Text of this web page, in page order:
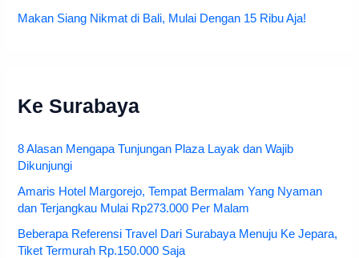
Makan Siang Nikmat di Bali, Mulai Dengan 15 Ribu Aja!
Ke Surabaya
8 Alasan Mengapa Tunjungan Plaza Layak dan Wajib
Dikunjungi
Amaris Hotel Margorejo, Tempat Bermalam Yang Nyaman
dan Terjangkau Mulai Rp273.000 Per Malam
Beberapa Referensi Travel Dari Surabaya Menuju Ke Jepara,
Tiket Termurah Rp.150.000 Saja